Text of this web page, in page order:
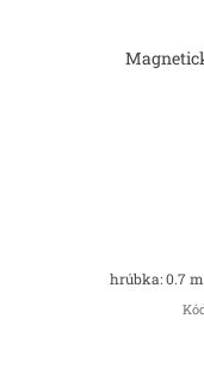
hrúbka: 0.7